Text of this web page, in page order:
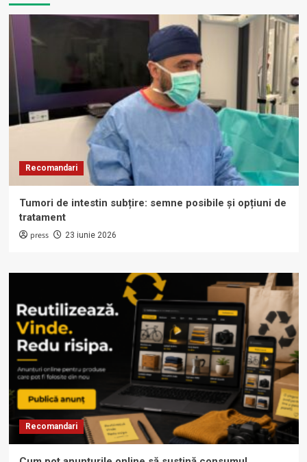
Recomandari
Tumori de intestin subțire: semne posibile și opțiuni de
tratament
press 23 iunie 2026
Recomandari